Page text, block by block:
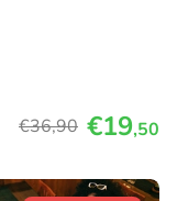
€36,90 €19,50